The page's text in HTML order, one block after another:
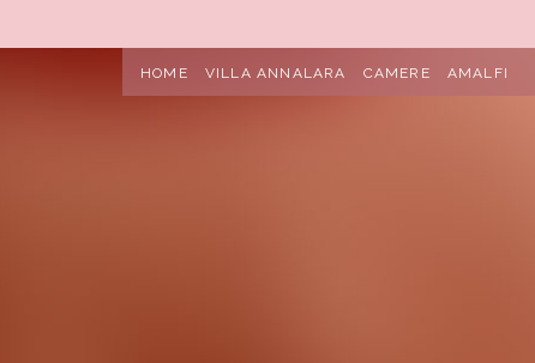
HOME VILLA ANNALARA CAMERE AMALFI